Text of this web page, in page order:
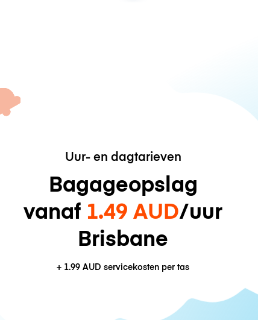
Uur- en dagtarieven
Bagageopslag
vanaf 1.49 AUD/uur
Brisbane
+ 1.99 AUD servicekosten per tas